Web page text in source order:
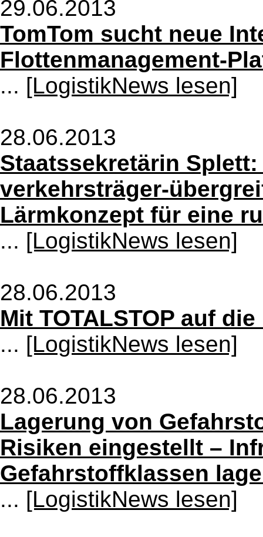
29.06.2013
TomTom sucht neue
Flottenmanagement-
... [LogistikNews lesen]
28.06.2013
Staatssekretärin
verkehrsträger-
Lärmkonzept für eine
... [LogistikNews lesen]
28.06.2013
Mit TOTALSTOP auf
... [LogistikNews lesen]
28.06.2013
Lagerung von
Risiken eingestellt –
Gefahrstoffklassen
... [LogistikNews lesen]